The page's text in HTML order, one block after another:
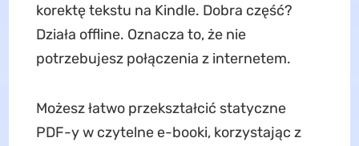
korektę tekstu na Kindle. Dobra część?
Działa offline. Oznacza to, że nie
potrzebujesz połączenia z internetem.
Możesz łatwo przekształcić statyczne
PDF-y w czytelne e-booki, korzystając z